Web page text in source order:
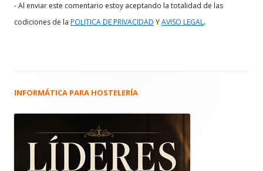
- Al enviar este comentario estoy aceptando la totalidad de las
codiciones de la POLITICA DE PRIVACIDAD YAVISO LEGAL.
Barra
principal
INFORMÁTICA PARA HOSTELERÍA